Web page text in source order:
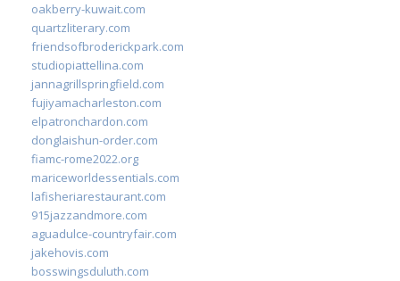
oakberry-kuwait.com
quartzliterary.com
friendsofbroderickpark.com
studiopiattellina.com
jannagrillspringfield.com
fujiyamacharleston.com
elpatronchardon.com
donglaishun-order.com
fiamc-rome2022.org
mariceworldessentials.com
lafisheriarestaurant.com
915jazzandmore.com
aguadulce-countryfair.com
jakehovis.com
bosswingsduluth.com